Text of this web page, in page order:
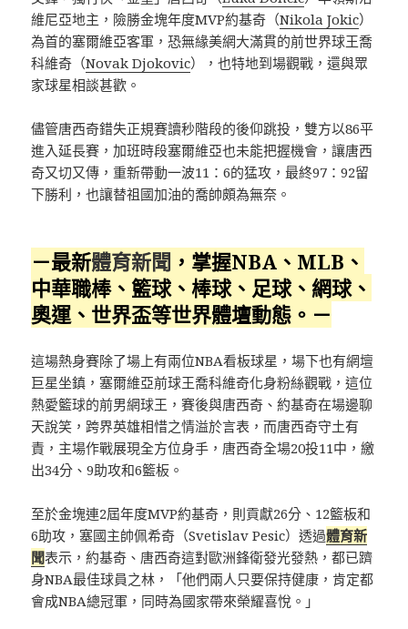
維尼亞地主，險勝金塊年度MVP約基奇（Nikola Jokic）
為首的塞爾維亞客軍，恐無緣美網大滿貫的前世界球王喬
科維奇（Novak Djokovic），也特地到場觀戰，還與眾
家球星相談甚歡。
儘管唐西奇錯失正規賽讀秒階段的後仰跳投，雙方以86平
進入延長賽，加班時段塞爾維亞也未能把握機會，讓唐西
奇又切又傳，重新帶動一波11：6的猛攻，最終97：92留
下勝利，也讓替祖國加油的喬帥頗為無奈。
－最新體育新聞 ，掌握NBA、MLB、
中華職棒、籃球、棒球、足球、網球、
奧運、世界盃等世界體壇動態。－
這場熱身賽除了場上有兩位NBA看板球星，場下也有網壇
巨星坐鎮，塞爾維亞前球王喬科維奇化身粉絲觀戰，這位
熱愛籃球的前男網球王，賽後與唐西奇、約基奇在場邊聊
天說笑，跨界英雄相惜之情溢於言表，而唐西奇守土有
責，主場作戰展現全方位身手，唐西奇全場20投11中，繳
出34分、9助攻和6籃板。
至於金塊連2屆年度MVP約基奇，則貢獻26分、12籃板和
6助攻，塞國主帥佩希奇（Svetislav Pesic）透過體育新
聞表示，約基奇、唐西奇這對歐洲鋒衛發光發熱，都已躋
身NBA最佳球員之林，「他們兩人只要保持健康，肯定都
會成NBA總冠軍，同時為國家帶來榮耀喜悅。」